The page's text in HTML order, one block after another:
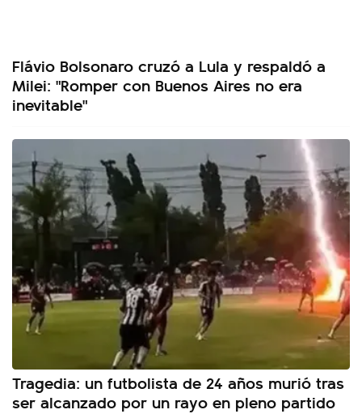
Flávio Bolsonaro cruzó a Lula y respaldó a
Milei: "Romper con Buenos Aires no era
inevitable"
Tragedia: un futbolista de 24 años murió tras
ser alcanzado por un rayo en pleno partido